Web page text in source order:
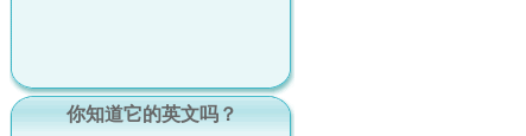
你知道它的英文吗？